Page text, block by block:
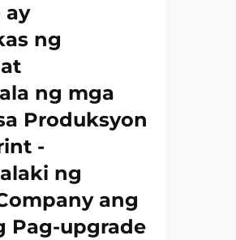
ay
ng
ng mga
Produksyon
-
ng
ang
Pag-upgrade